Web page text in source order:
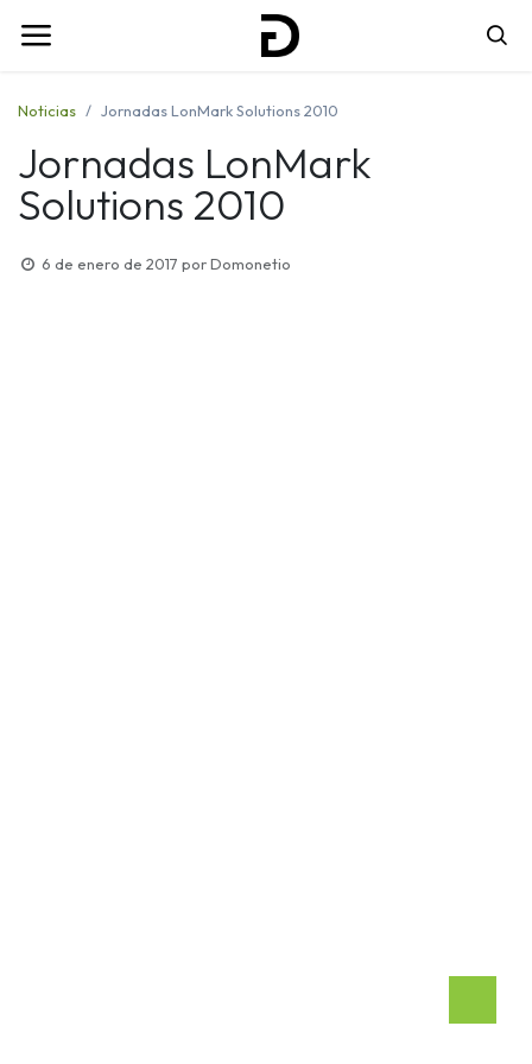
Noticias Jornadas LonMark Solutions 2010
Jornadas LonMark
Solutions 2010
6 de enero de 2017 porDomonetio